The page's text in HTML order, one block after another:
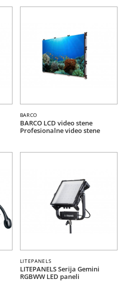
BARCO
BARCO LCD video stene
Profesionalne video stene
LITEPANELS
LITEPANELS Serija Gemini
RGBWW LED paneli